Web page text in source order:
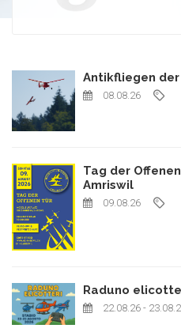
Antikfliegen der
08.08.26
Tag der
Amriswil
09.08.26
Raduno
22.08.26 -